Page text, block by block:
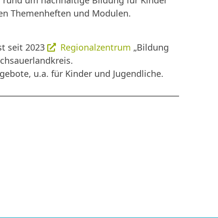
Themenheften und Modulen.
seit 2023 Regionalzentrum „Bildung
u.a. für Kinder und Jugendliche.